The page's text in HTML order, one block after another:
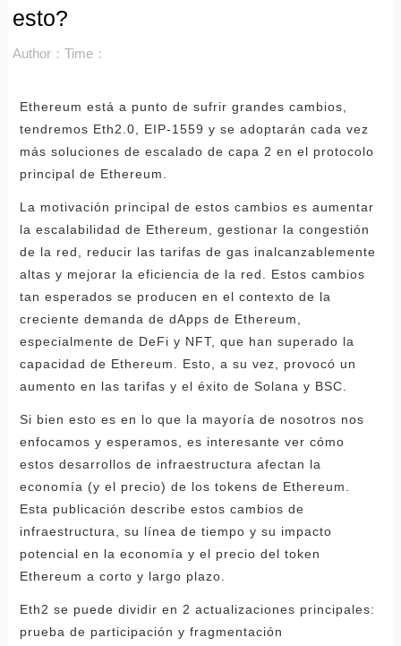
esto?
Author： Time：
Ethereum está a punto de sufrir grandes cambios,
tendremos Eth2.0, EIP-1559 y se adoptarán cada vez
más soluciones de escalado de capa 2 en el protocolo
principal de Ethereum.
La motivación principal de estos cambios es aumentar
la escalabilidad de Ethereum, gestionar la congestión
de la red, reducir las tarifas de gas inalcanzablemente
altas y mejorar la eficiencia de la red. Estos cambios
tan esperados se producen en el contexto de la
creciente demanda de dApps de Ethereum,
especialmente de DeFi y NFT, que han superado la
capacidad de Ethereum. Esto, a su vez, provocó un
aumento en las tarifas y el éxito de Solana y BSC.
Si bien esto es en lo que la mayoría de nosotros nos
enfocamos y esperamos, es interesante ver cómo
estos desarrollos de infraestructura afectan la
economía (y el precio) de los tokens de Ethereum.
Esta publicación describe estos cambios de
infraestructura, su línea de tiempo y su impacto
potencial en la economía y el precio del token
Ethereum a corto y largo plazo.
Eth2 se puede dividir en 2 actualizaciones principales:
prueba de participación y fragmentación